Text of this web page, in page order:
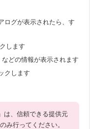
ログが表示されたら、す
します
などの情報が表示されます
クします
は、信頼できる提供元
み行ってください。